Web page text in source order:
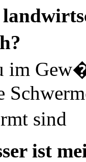
im
sind
ist